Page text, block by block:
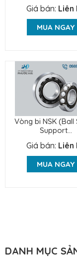
Giá bán: Liên
MUA NGAY
Vòng bi NSK (Ball
Support...
Giá bán: Liên
MUA NGAY
DANH MỤC